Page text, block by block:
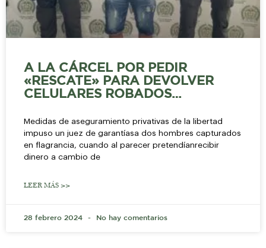
A LA CÁRCEL POR PEDIR
«RESCATE» PARA DEVOLVER
CELULARES ROBADOS…
Medidas de aseguramiento privativas de la libertad
impuso un juez de garantíasa dos hombres capturados
en flagrancia, cuando al parecer pretendíanrecibir
dinero a cambio de
LEER MÁS >>
28 febrero 2024 No hay comentarios